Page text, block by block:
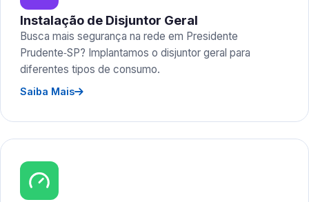
Instalação de Disjuntor Geral
Busca mais segurança na rede em Presidente
Prudente‑SP? Implantamos o disjuntor geral para
diferentes tipos de consumo.
Saiba Mais